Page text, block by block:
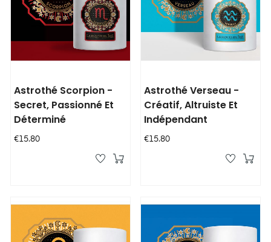
Astrothé Scorpion -
Secret, Passionné Et
Déterminé
Price
€15.80
Astrothé Verseau -
Créatif, Altruiste Et
Indépendant
Price
€15.80